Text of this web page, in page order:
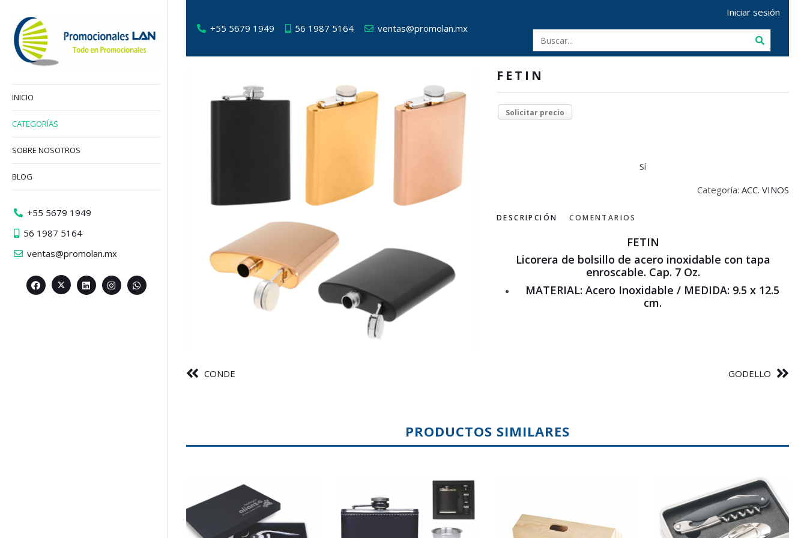
+55 5679 1949 56 1987 5164 ventas@promolan.mx
Iniciar sesión
FETIN
Solicitar precio
Sí
Categoría: ACC. VINOS
DESCRIPCIÓN COMENTARIOS
FETIN
Licorera de bolsillo de acero inoxidable con tapa
enroscable. Cap. 7 Oz.
MATERIAL: Acero Inoxidable / MEDIDA: 9.5 x 12.5
cm.
CONDE GODELLO
PRODUCTOS SIMILARES
INICIO
CATEGORÍAS
SOBRE NOSOTROS
BLOG
+55 5679 1949
56 1987 5164
ventas@promolan.mx